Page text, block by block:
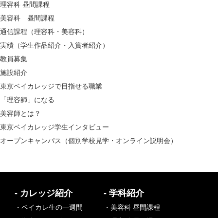
理容科 昼間課程
美容科 昼間課程
通信課程（理容科・美容科）
実績（学生作品紹介・入賞者紹介）
教員募集
施設紹介
東京ベイカレッジで目指せる職業
「理容師」になる
美容師とは？
東京ベイカレッジ学生インタビュー
オープンキャンパス（個別学校見学・オンライン説明会）
- カレッジ紹介
・ベイカレ生の一週間
- 学科紹介
・美容科 昼間課程